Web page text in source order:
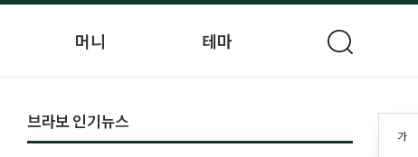
가
머니 테마
브라보 인기뉴스